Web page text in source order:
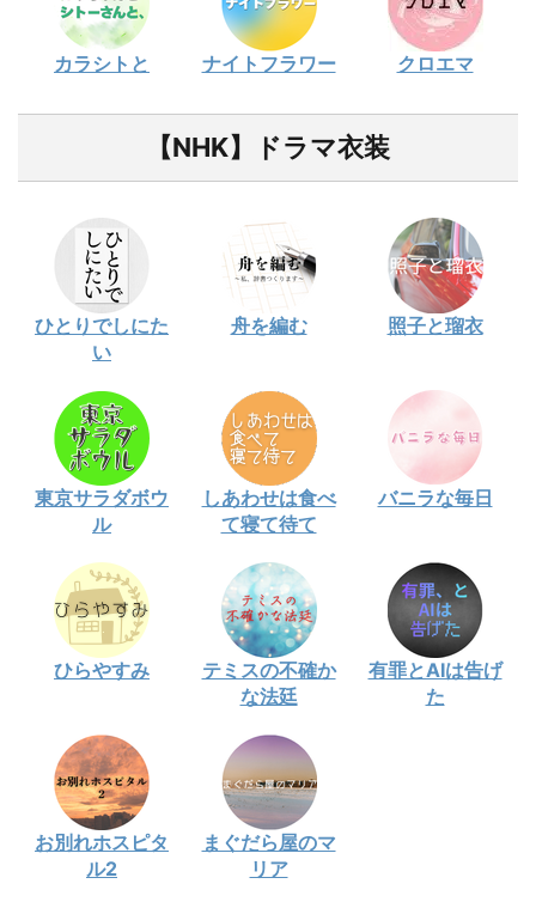
カラシトと ナイトフラワー クロエマ
【NHK】ドラマ衣装
ひとりでしにた
い
舟を編む 照子と瑠衣
東京サラダボウ
ル
しあわせは食べ
て寝て待て
バニラな毎日
ひらやすみ
テミスの不確か
な法廷
有罪とAIは告げ
た
お別れホスピタ
ル2
まぐだら屋のマ
リア